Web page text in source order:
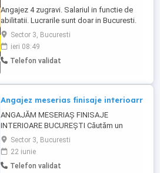
Angajez 4 zugravi. Salariul in functie de
abilitatii. Lucrarile sunt doar in Bucuresti.
Detalii doar la telefon WhatsApp:
Sector 3, Bucuresti
ieri 08:49
Telefon validat
Angajez meserias finisaje interioarr
ANGAJĂM MESERIAȘ FINISAJE
INTERIOARE BUCUREȘTI Căutăm un
meseriaș cu experiență în finisaje
interioare, care să poată lucra
independent și să cunoască: Glet și
șlefuire Glet mecanizat manual Zugrăveli
Sector 3, Bucuresti
22 iunie
Telefon validat